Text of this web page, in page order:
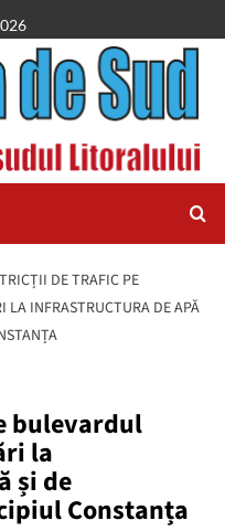
DE TRAFIC PE
LA INFRASTRUCTURA DE APĂ
bulevardul
la
și de
Constanța